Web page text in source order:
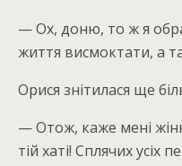
— Ох, доню, то ж я
життя висмоктати, а
Орися знітилася ще
— Отож, каже мені
тій хаті! Сплячих усіх